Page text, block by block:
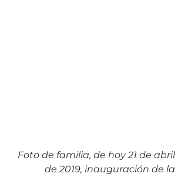
Foto de familia, de hoy 21 de abril
de 2019, inauguración de la